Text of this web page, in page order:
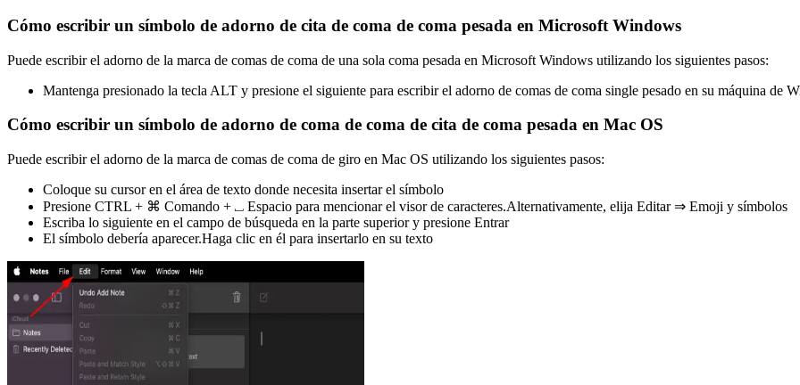
Cómo escribir un símbolo de adorno de cita de coma de coma pesada en Microsoft Windows
Puede escribir el adorno de la marca de comas de coma de una sola coma pesada en Microsoft Windows utilizando los siguientes pasos:
Mantenga presionado la tecla ALT y presione el siguiente para escribir el adorno de comas de coma single pesado en su máquina de
Cómo escribir un símbolo de adorno de coma de coma de cita de coma pesada en Mac OS
Puede escribir el adorno de la marca de comas de coma de giro en Mac OS utilizando los siguientes pasos:
Coloque su cursor en el área de texto donde necesita insertar el símbolo
Presione CTRL + ⌘ Comando + ⎵ Espacio para mencionar el visor de caracteres.Alternativamente, elija Editar ⇒ Emoji y símbolos
Escriba lo siguiente en el campo de búsqueda en la parte superior y presione Entrar
El símbolo debería aparecer.Haga clic en él para insertarlo en su texto